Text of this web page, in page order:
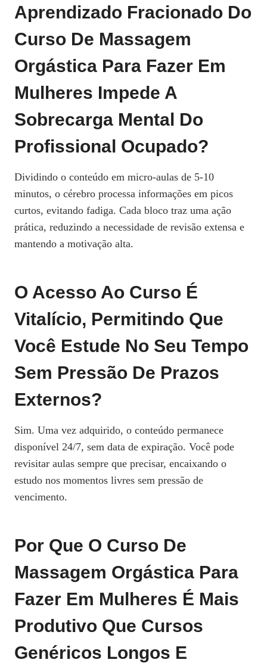
Aprendizado Fracionado Do
Curso De Massagem
Orgástica Para Fazer Em
Mulheres Impede A
Sobrecarga Mental Do
Profissional Ocupado?
Dividindo o conteúdo em micro‑aulas de 5‑10
minutos, o cérebro processa informações em picos
curtos, evitando fadiga. Cada bloco traz uma ação
prática, reduzindo a necessidade de revisão extensa e
mantendo a motivação alta.
O Acesso Ao Curso É
Vitalício, Permitindo Que
Você Estude No Seu Tempo
Sem Pressão De Prazos
Externos?
Sim. Uma vez adquirido, o conteúdo permanece
disponível 24/7, sem data de expiração. Você pode
revisitar aulas sempre que precisar, encaixando o
estudo nos momentos livres sem pressão de
vencimento.
Por Que O Curso De
Massagem Orgástica Para
Fazer Em Mulheres É Mais
Produtivo Que Cursos
Genéricos Longos E